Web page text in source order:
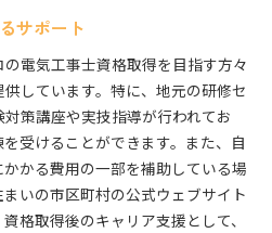
サポート
電気工事士資格取得を目指す方々
しています。特に、地元の研修セ
策講座や実技指導が行われてお
受けることができます。また、自
かる費用の一部を補助している場
いの市区町村の公式ウェブサイト
格取得後のキャリア支援として、